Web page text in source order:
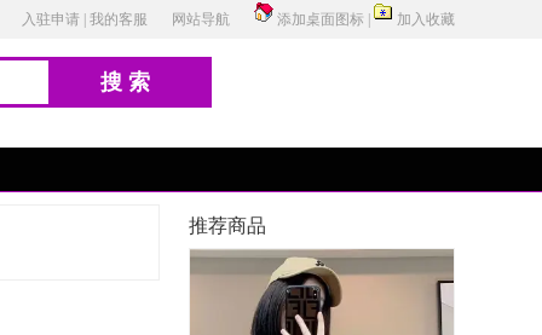
入驻申请 我的客服 网站导航 添加桌面图标 加入收藏
搜索
推荐商品